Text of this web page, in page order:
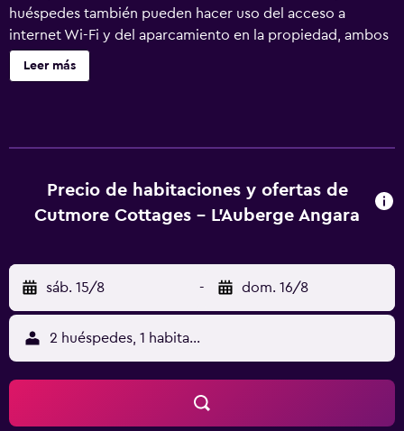
huéspedes también pueden hacer uso del acceso a
internet Wi-Fi y del aparcamiento en la propiedad, ambos
sin coste adicional. El bed & breakfast pone a tu
disposición un alojamiento cómodo, una zona específica
base/altavoces para iPod. Todas ellas tienen un baño, que
incluye unas zapatillas, un secador de pelo y albornoces.
antes de dirigirse a explorar la zona de los alrededores.
Aeropuerto de Sydney se encuentra a 45 minutos
L'Auberge Angara Bed and Breakfast.
Leer más
Precio de habitaciones y ofertas de
Cutmore Cottages - L'Auberge Angara
sáb. 15/8 - dom. 16/8
2 huéspedes, 1 habitación